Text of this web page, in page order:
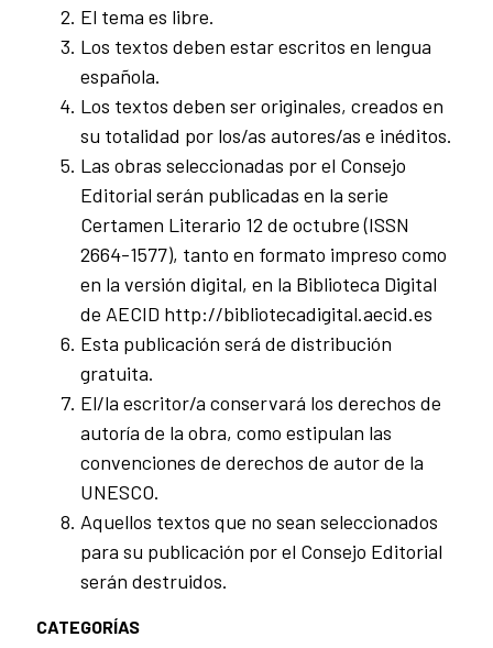
El tema es libre.
Los textos deben estar escritos en lengua
española.
Los textos deben ser originales, creados en
su totalidad por los/as autores/as e inéditos.
Las obras seleccionadas por el Consejo
Editorial serán publicadas en la serie
Certamen Literario 12 de octubre (ISSN
2664-1577), tanto en formato impreso como
en la versión digital, en la Biblioteca Digital
de AECID http://bibliotecadigital.aecid.es
Esta publicación será de distribución
gratuita.
El/la escritor/a conservará los derechos de
autoría de la obra, como estipulan las
convenciones de derechos de autor de la
UNESCO.
Aquellos textos que no sean seleccionados
para su publicación por el Consejo Editorial
serán destruidos.
CATEGORÍAS